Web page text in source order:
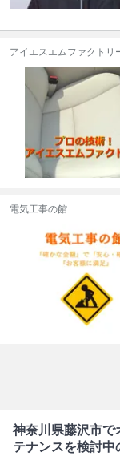
アイエスエムファクトリ
電気工事の館
神奈川県藤沢市で
テナンスを検討中